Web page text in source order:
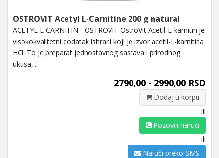
OSTROVIT Acetyl L-Carnitine 200 g natural
ACETYL L-CARNITIN - OSTROVIT OstroVit Acetil-L-karnitin je
visokokvalitetni dodatak ishrani koji je izvor acetil-L-karnitina
HCl. To je preparat jednostavnog sastava i prirodnog
ukusa,...
2790,00 - 2990,00 RSD
Dodaj u korpu
ili
Pozovi i naruči
ili
Naruči preko SMS